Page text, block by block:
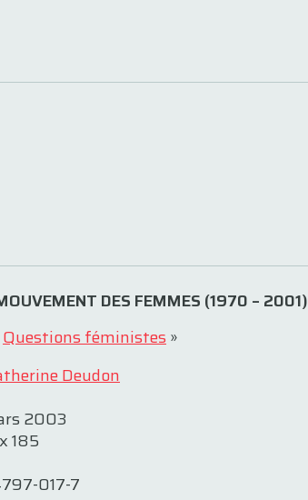
DES FEMMES (1970 – 2001)
Questions féministes»
Deudon
2003
185
017-7